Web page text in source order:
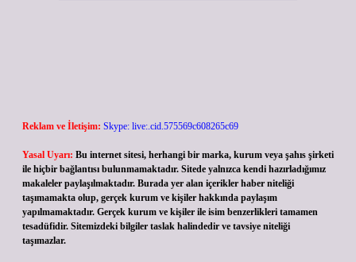
Reklam ve İletişim: Skype: live:.cid.575569c608265c69
Yasal Uyarı: Bu internet sitesi, herhangi bir marka, kurum veya şahıs şirketi
ile hiçbir bağlantısı bulunmamaktadır. Sitede yalnızca kendi hazırladığımız
makaleler paylaşılmaktadır. Burada yer alan içerikler haber niteliği
taşımamakta olup, gerçek kurum ve kişiler hakkında paylaşım
yapılmamaktadır. Gerçek kurum ve kişiler ile isim benzerlikleri tamamen
tesadüfidir. Sitemizdeki bilgiler taslak halindedir ve tavsiye niteliği
taşımazlar.